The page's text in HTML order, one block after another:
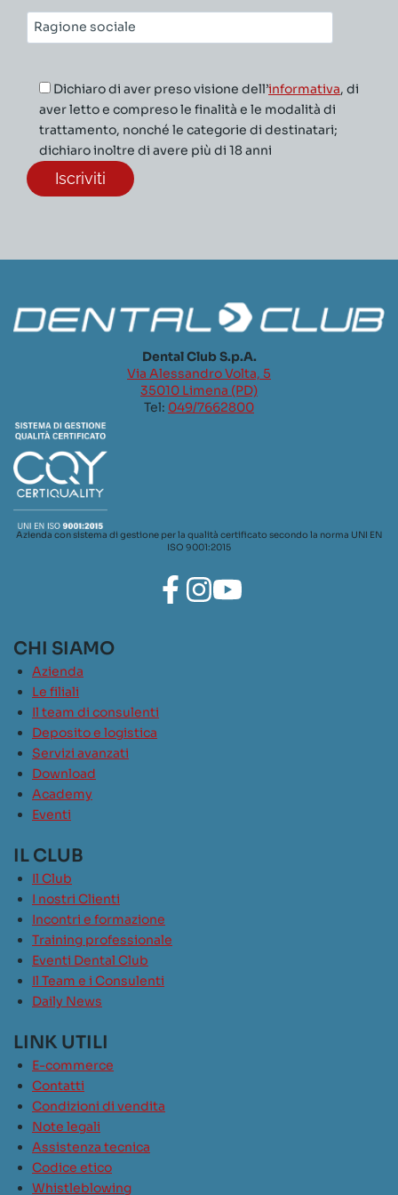
Ragione
sociale*
Dichiaro di aver preso visione dell’informativa, di
aver letto e compreso le finalità e le modalità di
trattamento, nonché le categorie di destinatari;
dichiaro inoltre di avere più di 18 anni
Dental Club S.p.A.
Via Alessandro Volta, 5
35010 Limena (PD)
Tel: 049/7662800
Azienda con sistema di gestione per la qualità certificato secondo la norma UNI EN
ISO 9001:2015
CHI SIAMO
Azienda
Le filiali
Il team di consulenti
Deposito e logistica
Servizi avanzati
Download
Academy
Eventi
IL CLUB
Il Club
I nostri Clienti
Incontri e formazione
Training professionale
Eventi Dental Club
Il Team e i Consulenti
Daily News
LINK UTILI
E-commerce
Contatti
Condizioni di vendita
Note legali
Assistenza tecnica
Codice etico
Whistleblowing